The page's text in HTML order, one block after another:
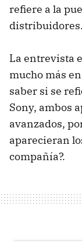
refiere a la
distribuidores.
La entrevista
mucho más
saber si se
Sony, ambos
avanzados,
aparecieran
compañía?.